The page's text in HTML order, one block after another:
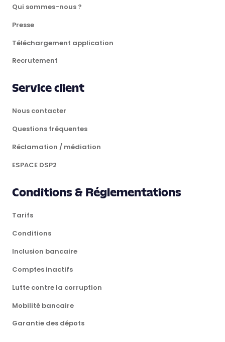
Qui sommes-nous ?
Presse
Téléchargement application
Recrutement
Service client
Nous contacter
Questions fréquentes
Réclamation / médiation
ESPACE DSP2
Conditions & Réglementations
Tarifs
Conditions
Inclusion bancaire
Comptes inactifs
Lutte contre la corruption
Mobilité bancaire
Garantie des dépots